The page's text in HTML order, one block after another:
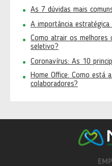
As 7 dúvidas mais
A importância estratégica
Como atrair os melhores
seletivo?
Coronavírus: As 10
Home Office: Como está
colaboradores?